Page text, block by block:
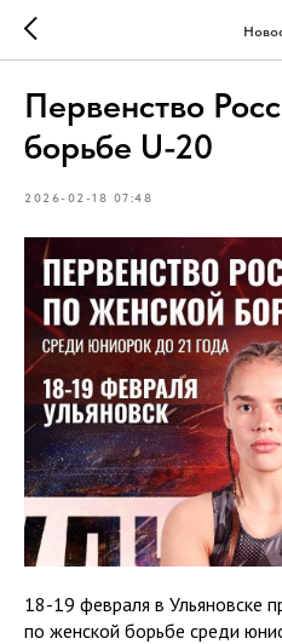
Первенство
борьбе U-20
2026-02-18 07:48
18-19 февраля в Ульяновске
по женской борьбе среди